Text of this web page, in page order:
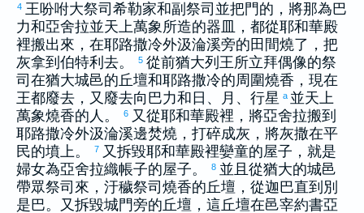
4 王吩咐大祭司 希勒家和副祭司並把門的，將那為 巴
力和亞舍拉並天上萬象所造的器皿，都從耶和華殿
裡搬出來，在耶路撒冷外汲淪溪旁的田間燒了，把
灰拿到 伯特利 去。 5 從前猶大列王所立拜偶像的祭
司在猶大城邑的丘壇和耶路撒冷的周圍燒香，現在
王都廢去，又廢去向 巴力和日、月、行星 a 並天上
萬象燒香的人。
6 又從耶和華殿裡，將亞舍拉搬到
耶路撒冷外汲淪溪邊焚燒，打碎成灰，將灰撒在平
民的墳上。
7 又拆毀耶和華殿裡孌童的屋子，就是
婦女為亞舍拉織帳子的屋子。 8 並且從猶大的城邑
帶眾祭司來，汙穢祭司燒香的丘壇，從迦巴直到 別
是巴。又拆毀城門旁的丘壇，這丘壇在邑宰約書亞